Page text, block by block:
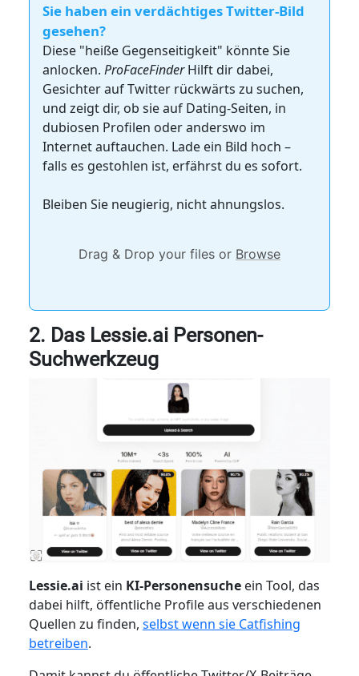
Sie haben ein verdächtiges Twitter-Bild
gesehen?
Diese "heiße Gegenseitigkeit" könnte Sie
anlocken. ProFaceFinderHilft dir dabei,
Gesichter auf Twitter rückwärts zu suchen,
und zeigt dir, ob sie auf Dating-Seiten, in
dubiosen Profilen oder anderswo im
Internet auftauchen. Lade ein Bild hoch –
falls es gestohlen ist, erfährst du es sofort.
Bleiben Sie neugierig, nicht ahnungslos.
Drag & Drop your files or Browse
2. Das Lessie.ai Personen-
Suchwerkzeug
Lessie.ai ist ein KI-Personensucheein Tool, das
dabei hilft, öffentliche Profile aus verschiedenen
Quellen zu finden, selbst wenn sie Catfishing
betreiben.